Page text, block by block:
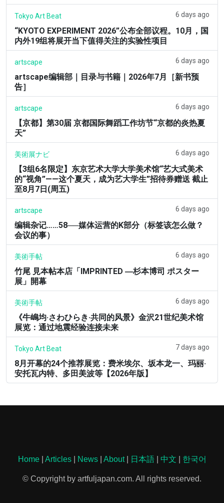
Tokyo Art Beat 6 days ago
“KYOTO EXPERIMENT 2026”公布全部议程。10月，国
内外19组将展开当下值得关注的实验性项目
artscape 6 days ago
artscape编辑部｜目录与书籍｜2026年7月［新书预
告］
artscape 6 days ago
【京都】第30届 京都国际舞蹈工作坊节“京都的炎热夏
天”
美術展ナビ 6 days ago
【3组6名限定】东京艺术大学大学美术馆“艺大式美术
的“视角”——这个夏天，成为艺大学生”招待券赠送 截止
至8月7日(周五)
artscape 6 days ago
编辑杂记……58──媒体运营的K部分（标签该怎么做？
会议的事）
美術手帖 6 days ago
竹尾 見本帖本店「IMPRINTED ―杉本博司 ポスター
展」開幕
美術手帖 6 days ago
《牛嶋均·さわひらき·共同的风景》金沢21世纪美术馆
展览：通过地震经验连接未来
Tokyo Art Beat 7 days ago
8月开幕的24个推荐展览：费米埃尔、坂本龙一、玛丽·
安托瓦内特、多田美波等【2026年版】
Home| Articles| News| About| 日本語| 中文 한국어
© Copyright by artfuljapan.com. All rights reserved.